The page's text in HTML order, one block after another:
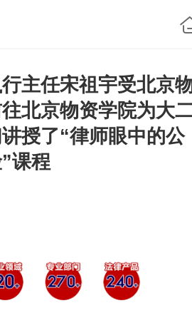
主任宋祖宇受北京
北京物资学院为大
授了“律师眼中的公
课程